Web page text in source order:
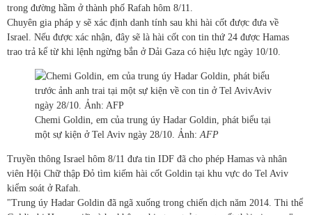
trong đường hầm ở thành phố Rafah hôm 8/11.
Chuyên gia pháp y sẽ xác định danh tính sau khi hài cốt được đưa về
Israel. Nếu được xác nhận, đây sẽ là hài cốt con tin thứ 24 được Hamas
trao trả kể từ khi lệnh ngừng bắn ở Dải Gaza có hiệu lực ngày 10/10.
Chemi Goldin, em của trung úy Hadar Goldin, phát biểu tại
một sự kiện ở Tel Aviv ngày 28/10. Ảnh:AFP
Truyền thông Israel hôm 8/11 đưa tin IDF đã cho phép Hamas và nhân
viên Hội Chữ thập Đỏ tìm kiếm hài cốt Goldin tại khu vực do Tel Aviv
kiểm soát ở Rafah.
"Trung úy Hadar Goldin đã ngã xuống trong chiến dịch năm 2014. Thi thể